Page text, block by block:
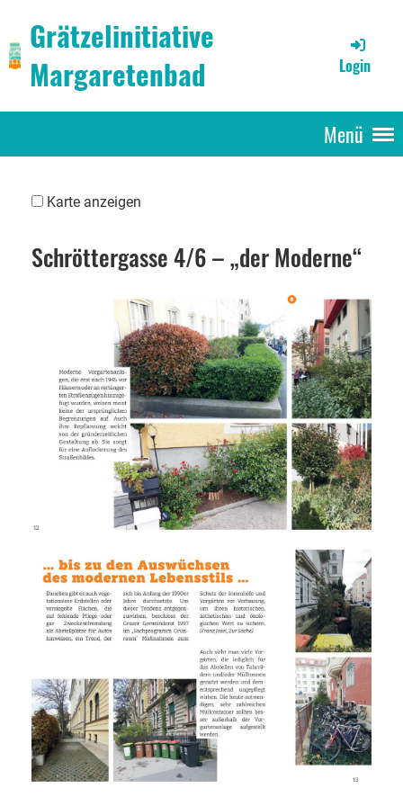
Grätzelinitiative
Margaretenbad
Login
Menü
Karte anzeigen
Schröttergasse 4/6 – „der Moderne“